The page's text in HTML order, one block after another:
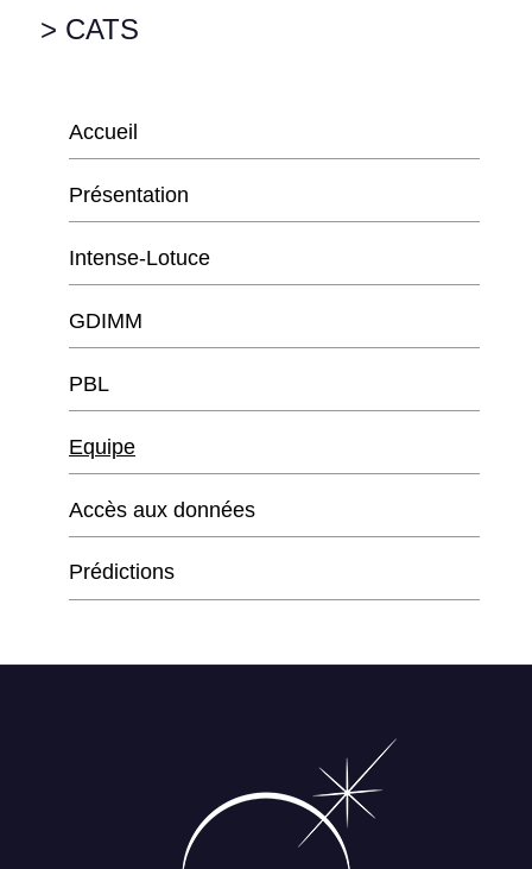
> CATS
Accueil
Présentation
Intense-Lotuce
GDIMM
PBL
Equipe
Accès aux données
Prédictions